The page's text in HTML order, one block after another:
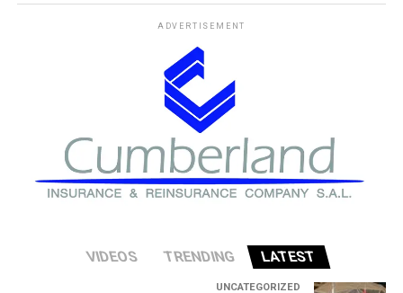
يضم أيضا الفرنسي كيليان مبابي، ويرغب جوزيه مورينيو، مدرب
الريال الجديد، في العمل معه.
ولكن تقارير تشير أيضا إلى أن الريال يسعى للتعاقد مع الجناح
الإيفواري يان ديوماندي من لايبزيغ الألماني، حيث أن اللاعب
يمكنه اللعب على الجناحين ويمكنه أن يمثل تحديا لفينيسيوس
على مركز الجناح الأيسر.
وذكرت التقارير أن أرسنال أصبح جاهزا، في حال إذا أصبح
اللاعب البرازيلي معروضا للبيع، ويقال أنه مستعد لتقديم أكبر
ADVERTISEMENT
LATEST
TRENDING
VIDEOS
UNCATEGORIZED